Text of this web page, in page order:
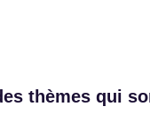
thèmes qui